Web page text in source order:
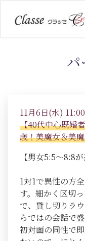
パ
11月6日(水)
【40代中心既婚
歳！美魔女＆美
【男女5:5～8:8
1対1で異性の方
す。細かく区切
で、貸し切りラ
らではの会話で
初対面の同性で